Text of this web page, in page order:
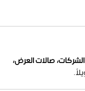
صالات العرض،